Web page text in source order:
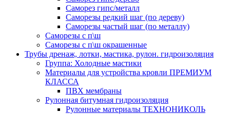
Саморез гипс/металл
Саморезы редкий шаг (по дереву)
Саморезы частый шаг (по металлу)
Саморезы с п\ш
Саморезы с п\ш окрашенные
Трубы дренаж, лотки, мастика, рулон. гидроизоляция
Группа: Холодные мастики
Материалы для устройства кровли ПРЕМИУМ
КЛАССА
ПВХ мембраны
Рулонная битумная гидроизоляция
Рулонные материалы ТЕХНОНИКОЛЬ